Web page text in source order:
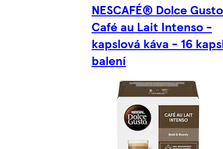
NESCAFÉ® Dolce
Café au Lait Intenso -
kapslová káva - 16
balení